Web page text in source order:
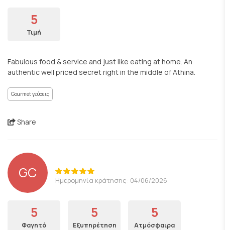
5
Τιμή
Fabulous food & service and just like eating at home. An
authentic well priced secret right in the middle of Athina.
Gourmet γεύσεις
Share
GC Ημερομηνία κράτησης: 04/06/2026
5
Φαγητό
5
Εξυπηρέτηση
5
Ατμόσφαιρα